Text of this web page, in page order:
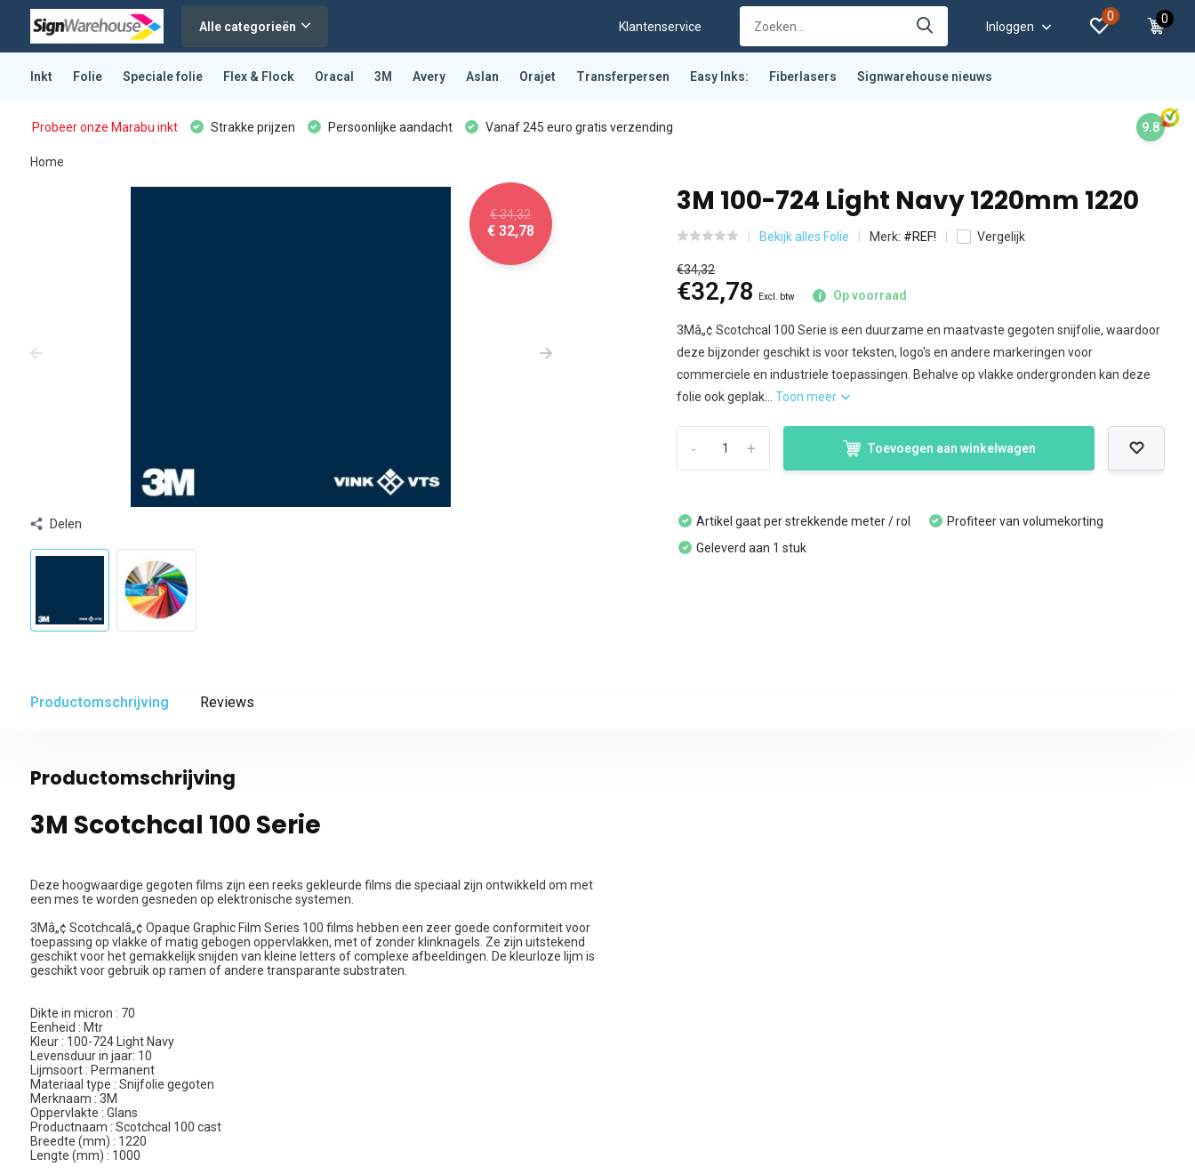
Alle categorieën Klantenservice Inloggen
0 0
Inkt Folie Speciale folie Flex & Flock Oracal 3M Avery Aslan Orajet Transferpersen Easy Inks: Fiberlasers Signwarehouse nieuws
Probeer onze Marabu inkt Strakke prijzen Persoonlijke aandacht Vanaf 245 euro gratis verzending 9.8
Home
€ 34,32
€ 32,78
Delen
3M 100-724 Light Navy 1220mm 1220
Bekijk alles Folie Merk: #REF! Vergelijk
€34,32
€32,78 Excl. btw Op voorraad
3Mâ„¢ Scotchcal 100 Serie is een duurzame en maatvaste gegoten snijfolie, waardoor
deze bijzonder geschikt is voor teksten, logo's en andere markeringen voor
commerciele en industriele toepassingen. Behalve op vlakke ondergronden kan deze
folie ook geplak...Toon meer
+
- Toevoegen aan winkelwagen
Artikel gaat per strekkende meter / rol
Geleverd aan 1 stuk
Profiteer van volumekorting
Productomschrijving Reviews
Productomschrijving
3M Scotchcal 100 Serie
Deze hoogwaardige gegoten films zijn een reeks gekleurde films die speciaal zijn ontwikkeld om met
een mes te worden gesneden op elektronische systemen.
3Mâ„¢ Scotchcalâ„¢ Opaque Graphic Film Series 100 films hebben een zeer goede conformiteit voor
toepassing op vlakke of matig gebogen oppervlakken, met of zonder klinknagels. Ze zijn uitstekend
geschikt voor het gemakkelijk snijden van kleine letters of complexe afbeeldingen. De kleurloze lijm is
geschikt voor gebruik op ramen of andere transparante substraten.
Dikte in micron : 70
Eenheid : Mtr
Kleur : 100-724 Light Navy
Levensduur in jaar: 10
Lijmsoort : Permanent
Materiaal type : Snijfolie gegoten
Merknaam : 3M
Oppervlakte : Glans
Productnaam : Scotchcal 100 cast
Breedte (mm) : 1220
Lengte (mm) : 1000